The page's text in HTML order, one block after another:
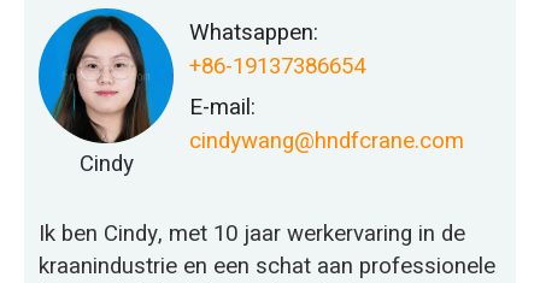
Cindy
Whatsappen:
+86-19137386654
E-mail:
cindywang@hndfcrane.com
Ik ben Cindy, met 10 jaar werkervaring in de
kraanindustrie en een schat aan professionele